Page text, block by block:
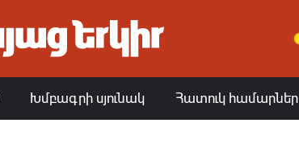
Խմբագրի սյունակ Հատուկ համարներ